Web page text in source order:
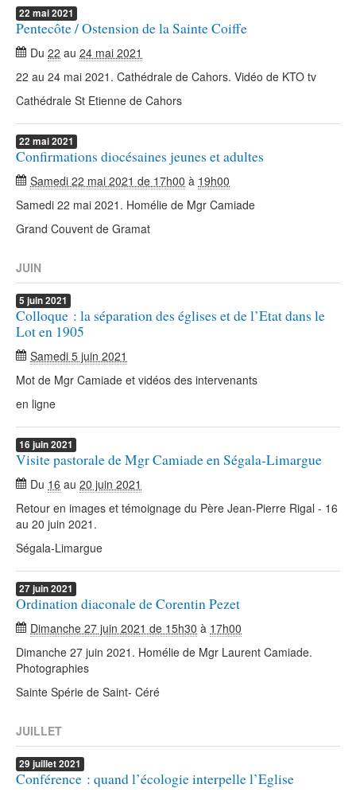
22 mai2021
Pentecôte / Ostension de la Sainte Coiffe
Du 22 au 24 mai 2021
22 au 24 mai 2021. Cathédrale de Cahors. Vidéo de KTO tv
Cathédrale St Etienne de Cahors
22 mai2021
Confirmations diocésaines jeunes et adultes
Samedi 22 mai 2021 de 17h00 à 19h00
Samedi 22 mai 2021. Homélie de Mgr Camiade
Grand Couvent de Gramat
JUIN
5 juin2021
Colloque : la séparation des églises et de l’Etat dans le
Lot en 1905
Samedi 5 juin 2021
Mot de Mgr Camiade et vidéos des intervenants
en ligne
16 juin2021
Visite pastorale de Mgr Camiade en Ségala-Limargue
Du 16 au 20 juin 2021
Retour en images et témoignage du Père Jean-Pierre Rigal - 16
au 20 juin 2021.
Ségala-Limargue
27juin2021
Ordination diaconale de Corentin Pezet
Dimanche 27 juin 2021 de 15h30 à 17h00
Dimanche 27 juin 2021. Homélie de Mgr Laurent Camiade.
Photographies
Sainte Spérie de Saint- Céré
JUILLET
29 juillet2021
Conférence : quand l’écologie interpelle l’Eglise